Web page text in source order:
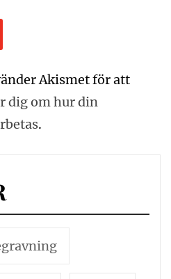
Akismet för att
dig om hur din
.